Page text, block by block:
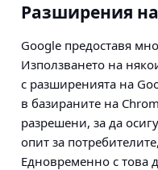
Разширения
Google предоставя
Използването на
с разширенията на
в базираните на
разрешени, за да
опит за
Едновременно с това